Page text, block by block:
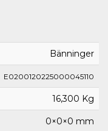
Bänninger
E0200120225000045110
16,300 Kg
0×0×0 mm